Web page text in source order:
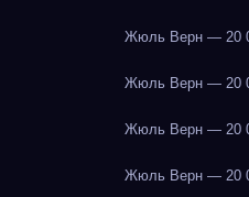
Жюль Верн — 20
Жюль Верн — 20
Жюль Верн — 20
Жюль Верн — 20